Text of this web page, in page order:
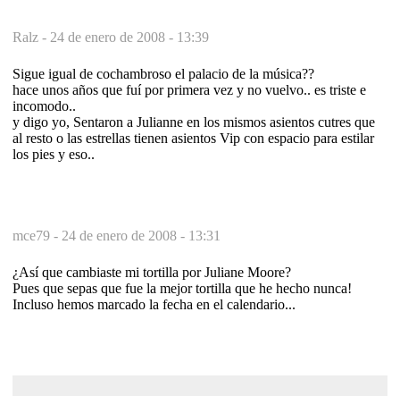
Ralz - 24 de enero de 2008 - 13:39
Sigue igual de cochambroso el palacio de la música??
hace unos años que fuí por primera vez y no vuelvo.. es triste e
incomodo..
y digo yo, Sentaron a Julianne en los mismos asientos cutres que
al resto o las estrellas tienen asientos Vip con espacio para estilar
los pies y eso..
mce79 - 24 de enero de 2008 - 13:31
¿Así que cambiaste mi tortilla por Juliane Moore?
Pues que sepas que fue la mejor tortilla que he hecho nunca!
Incluso hemos marcado la fecha en el calendario...